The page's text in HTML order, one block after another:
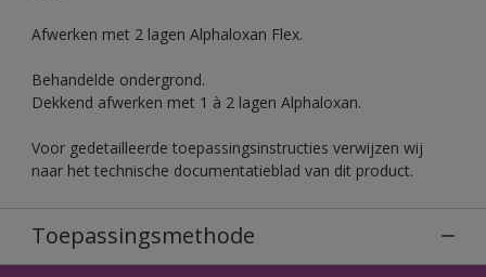
Afwerken met 2 lagen Alphaloxan Flex.
Behandelde ondergrond.
Dekkend afwerken met 1 à 2 lagen Alphaloxan.
Voor gedetailleerde toepassingsinstructies verwijzen wij
naar het technische documentatieblad van dit product.
Toepassingsmethode